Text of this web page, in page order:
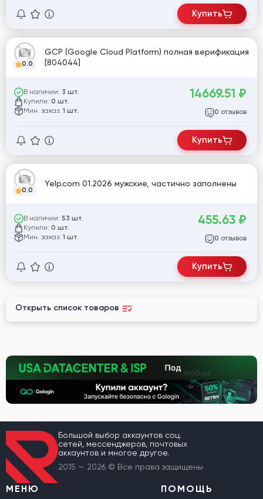
Купить
0.0
GCP (Google Cloud Platform) полная верификация
[804044]
В наличии: 3 шт.
Купили: 0 шт.
Мин. заказ: 1 шт.
14669.51 ₽
0 отзывов
Купить
0.0
Yelp.com 01.2026 мужские, частично заполнены
В наличии: 53 шт.
Купили: 0 шт.
Мин. заказ: 1 шт.
455.63 ₽
0 отзывов
Купить
Открыть список товаров
Большой выбор аккаунтов соц.
сетей, мессенджеров, почтовых
аккаунтов и многое другое.
2015 — 2026 © Все права защищены
МЕНЮ ПОМОЩЬ